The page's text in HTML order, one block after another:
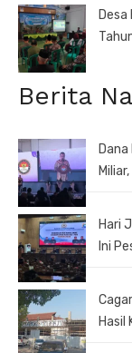
Berita
Hari
Ini
Hasil